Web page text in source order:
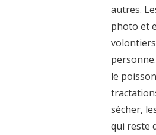
autres.
photo et
le
sécher,
qui reste